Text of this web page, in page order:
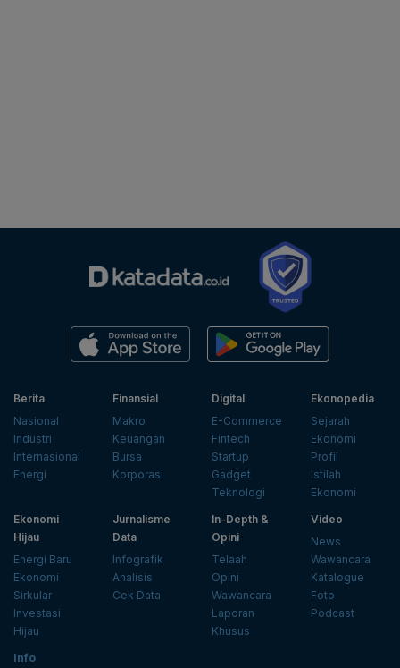
Berita
Nasional
Industri
Internasional
Energi
Finansial
Makro
Keuangan
Bursa
Korporasi
Digital
E-Commerce
Fintech
Startup
Gadget
Teknologi
Ekonopedia
Sejarah
Ekonomi
Profil
Istilah
Ekonomi
Ekonomi
Hijau
Energi Baru
Ekonomi
Sirkular
Investasi
Hijau
Jurnalisme
Data
Infografik
Analisis
Cek Data
In-Depth &
Opini
Telaah
Opini
Wawancara
Laporan
Khusus
Video
News
Wawancara
Katalogue
Foto
Podcast
Info